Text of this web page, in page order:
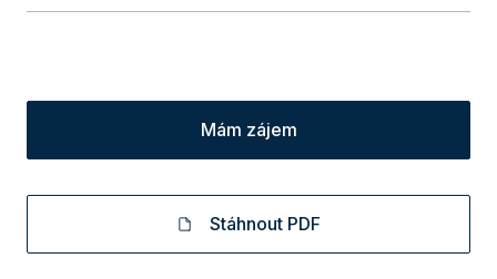
Mám zájem
Stáhnout PDF